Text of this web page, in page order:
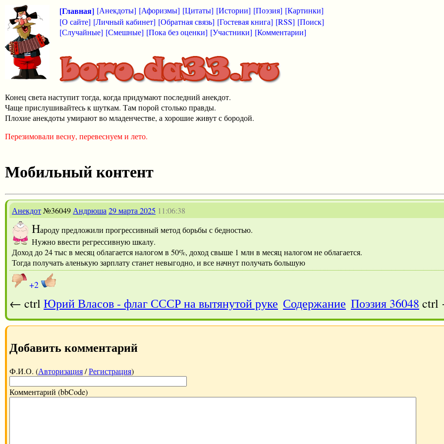
[Главная] [Анекдоты] [Афоризмы] [Цитаты] [Истории] [Поэзия] [Картинки]
[О сайте] [Личный кабинет] [Обратная связь] [Гостевая книга] [RSS] [Поиск]
[Случайные] [Смешные] [Пока без оценки] [Участники] [Комментарии]
Конец света наступит тогда, когда придумают последний анекдот.
Чаще прислушивайтесь к шуткам. Там порой столько правды.
Плохие анекдоты умирают во младенчестве, а хорошие живут с бородой.
Перезимовали весну, перевеснуем и лето.
Мобильный контент
Анекдот№36049 Андрюша 29 марта 2025 11:06:38
Народу предложили прогрессивный метод борьбы с бедностью.
Нужно ввести регрессивную шкалу.
Доход до 24 тыс в месяц облагается налогом в 50%, доход свыше 1 млн в месяц налогом не облагается.
Тогда получать аленькую зарплату станет невыгодно, и все начнут получать большую
+2
← ctrl Юрий Власов - флаг СССР на вытянутой руке Содержание Поэзия 36048
Добавить комментарий
Ф.И.О. (Авторизация/Регистрация)
Комментарий (bbCode)